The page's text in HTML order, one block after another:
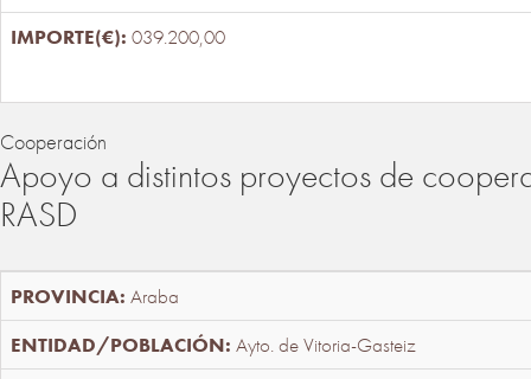
039.200,00
Cooperación
Apoyo a distintos proyectos de
RASD
Araba
Ayto. de Vitoria-Gasteiz